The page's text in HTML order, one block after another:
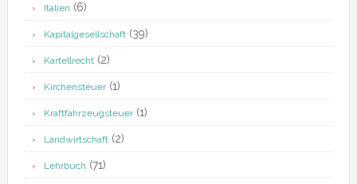
Italien (6)
Kapitalgesellschaft(39)
Kartellrecht(2)
Kirchensteuer(1)
Kraftfahrzeugsteuer(1)
Landwirtschaft(2)
Lehrbuch (71)